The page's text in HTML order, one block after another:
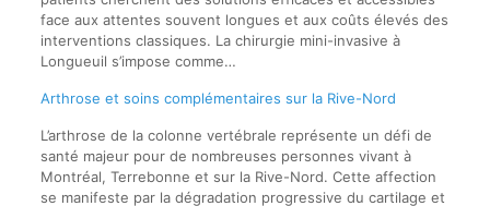
face aux attentes souvent longues et aux coûts élevés des
interventions classiques. La chirurgie mini-invasive à
Longueuil s’impose comme…
Arthrose et soins complémentaires sur la Rive-Nord
L’arthrose de la colonne vertébrale représente un défi de
santé majeur pour de nombreuses personnes vivant à
Montréal, Terrebonne et sur la Rive-Nord. Cette affection
se manifeste par la dégradation progressive du cartilage et